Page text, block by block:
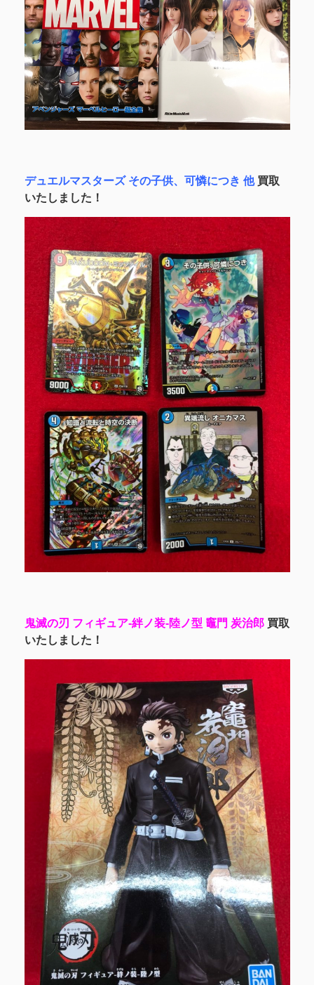
デュエルマスターズ その子供、可憐につき 他買取
いたしました！
鬼滅の刃 フィギュア-絆ノ装-陸ノ型 竈門 炭治郎 買取
いたしました！